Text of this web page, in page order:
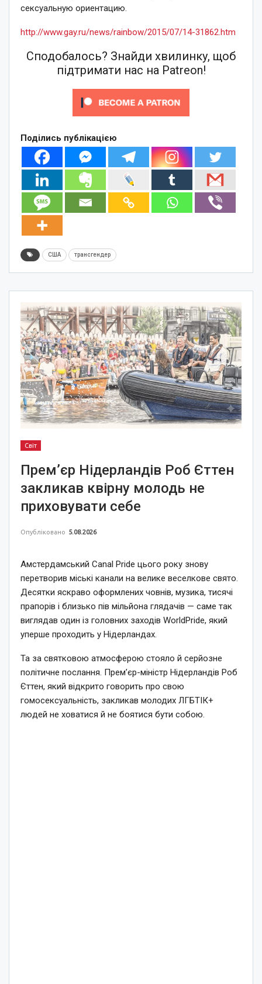
сексуальную ориентацию.
http://www.gay.ru/news/rainbow/2015/07/14-31862.htm
Сподобалось? Знайди хвилинку, щоб
підтримати нас на Patreon!
Поділись публікацією
США трансгендер
Світ
Прем’єр Нідерландів Роб Єттен
закликав квірну молодь не
приховувати себе
Опубліковано 5.08.2026
Амстердамський Canal Pride цього року знову
перетворив міські канали на велике веселкове свято.
Десятки яскраво оформлених човнів, музика, тисячі
прапорів і близько пів мільйона глядачів — саме так
виглядав один із головних заходів WorldPride, який
уперше проходить у Нідерландах.
Та за святковою атмосферою стояло й серйозне
політичне послання. Прем’єр-міністр Нідерландів Роб
Єттен, який відкрито говорить про свою
гомосексуальність, закликав молодих ЛГБТІК+
людей не ховатися й не боятися бути собою.